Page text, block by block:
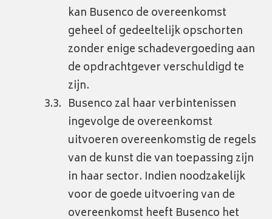
kan Busenco de overeenkomst
geheel of gedeeltelijk opschorten
zonder enige schadevergoeding aan
de opdrachtgever verschuldigd te
zijn.
Busenco zal haar verbintenissen
ingevolge de overeenkomst
uitvoeren overeenkomstig de regels
van de kunst die van toepassing zijn
in haar sector. Indien noodzakelijk
voor de goede uitvoering van de
overeenkomst heeft Busenco het